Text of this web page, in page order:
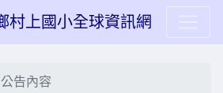
村上國小全球資訊網
公告內容